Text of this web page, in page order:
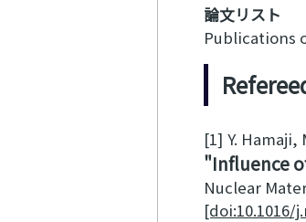
論文リスト
Publications
[1] Y. Hamaji,
Influence
Nuclear
[doi:10.1016/